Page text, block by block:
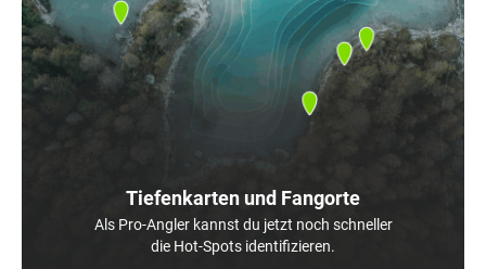
Tiefenkarten und Fangorte
Als Pro-Angler kannst du jetzt noch schneller
die Hot-Spots identifizieren.